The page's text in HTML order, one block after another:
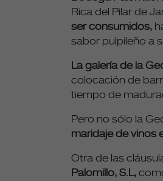
Rica del Pilar de
ser consumidos,
sabor pulpileño a
La galería de la
colocación de
tiempo de
Pero no sólo la
maridaje de vinos
Otra de las
Palomillo, S.L,